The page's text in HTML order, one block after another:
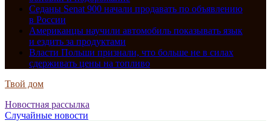
Седаны Senat 900 начали продавать по объявлению
в России
Американцы научили автомобиль показывать язык
и ездить за продуктами
Власти Польши признали, что больше не в силах
сдерживать цены на топливо
Твой дом
Новостная рассылка
Случайные новости